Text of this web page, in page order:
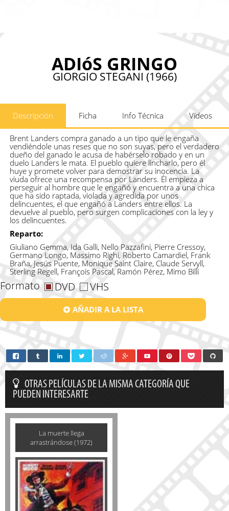
ADIóS GRINGO
GIORGIO STEGANI (1966)
Descripción Ficha Info Técnica Vídeos
Brent Landers compra ganado a un tipo que le engaña
vendiéndole unas reses que no son suyas, pero el verdadero
dueño del ganado le acusa de habérselo robado y en un
duelo Landers le mata. El pueblo quiere lincharlo, pero él
huye y promete volver para demostrar su inocencia. La
viuda ofrece una recompensa por Landers. Él empieza a
perseguir al hombre que le engañó y encuentra a una chica
que ha sido raptada, violada y agredida por unos
delincuentes, el que engañó a Landers entre ellos. La
devuelve al pueblo, pero surgen complicaciones con la ley y
los delincuentes.
Reparto:
Giuliano Gemma, Ida Galli, Nello Pazzafini, Pierre Cressoy,
Germano Longo, Massimo Righi, Roberto Camardiel, Frank
Braña, Jesús Puente, Monique Saint Claire, Claude Servyll,
Sterling Regell, François Pascal, Ramón Pérez, Mimo Billi
Formato DVD VHS
AÑADIR A LA LISTA
OTRAS PELÍCULAS DE LA MISMA CATEGORÍA QUE
PUEDEN INTERESARTE
La muerte llega
arrastrándose (1972)